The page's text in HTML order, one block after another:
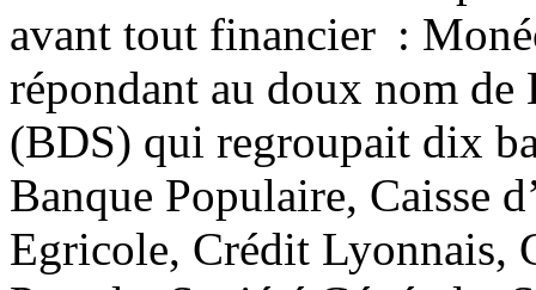
avant tout financier :
répondant au doux nom
(BDS) qui regroupait dix
Banque Populaire, Caisse
Egricole, Crédit Lyonnais,